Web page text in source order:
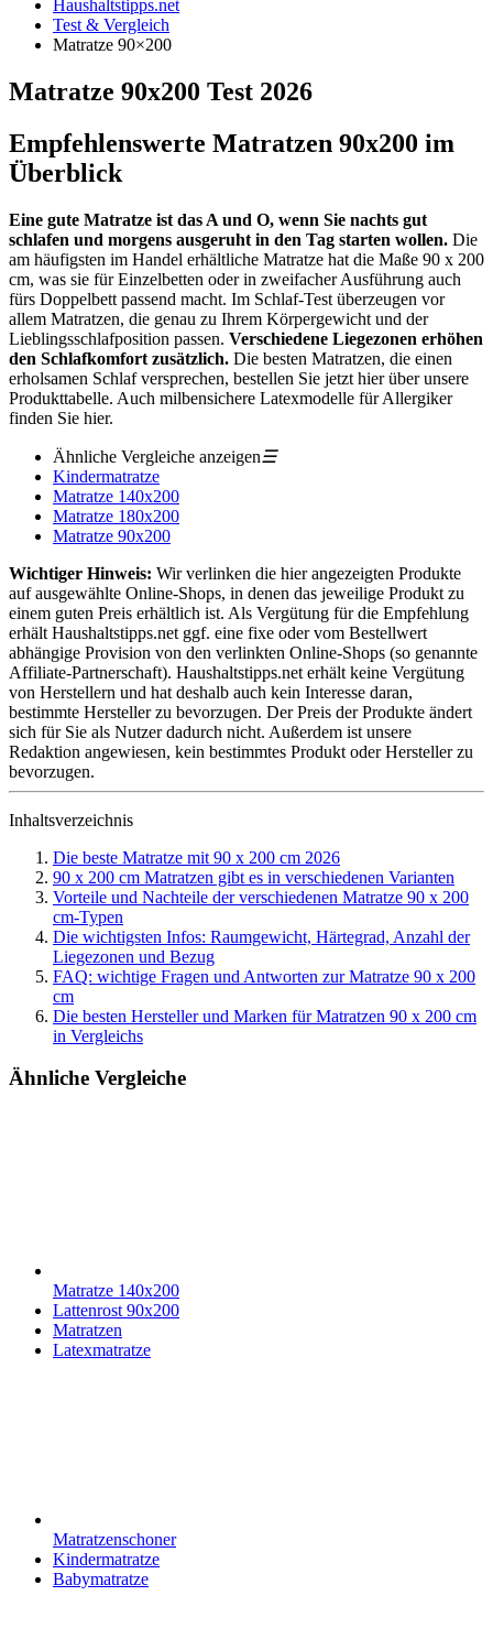
Haushaltstipps.net
Test & Vergleich
Matratze 90×200
Matratze 90x200 Test 2026
Empfehlenswerte Matratzen 90x200 im
Überblick
Eine gute Matratze ist das A und O, wenn Sie nachts gut
schlafen und morgens ausgeruht in den Tag starten wollen. Die
am häufigsten im Handel erhältliche Matratze hat die Maße 90 x 200
cm, was sie für Einzelbetten oder in zweifacher Ausführung auch
fürs Doppelbett passend macht. Im Schlaf-Test überzeugen vor
allem Matratzen, die genau zu Ihrem Körpergewicht und der
Lieblingsschlafposition passen. Verschiedene Liegezonen erhöhen
den Schlafkomfort zusätzlich. Die besten Matratzen, die einen
erholsamen Schlaf versprechen, bestellen Sie jetzt hier über unsere
Produkttabelle. Auch milbensichere Latexmodelle für Allergiker
finden Sie hier.
Ähnliche Vergleiche anzeigen☰
Kindermatratze
Matratze 140x200
Matratze 180x200
Matratze 90x200
Wichtiger Hinweis: Wir verlinken die hier angezeigten Produkte
auf ausgewählte Online-Shops, in denen das jeweilige Produkt zu
einem guten Preis erhältlich ist. Als Vergütung für die Empfehlung
erhält Haushaltstipps.net ggf. eine fixe oder vom Bestellwert
abhängige Provision von den verlinkten Online-Shops (so genannte
Affiliate-Partnerschaft). Haushaltstipps.net erhält keine Vergütung
von Herstellern und hat deshalb auch kein Interesse daran,
bestimmte Hersteller zu bevorzugen. Der Preis der Produkte ändert
sich für Sie als Nutzer dadurch nicht. Außerdem ist unsere
Redaktion angewiesen, kein bestimmtes Produkt oder Hersteller zu
bevorzugen.
Inhaltsverzeichnis
Die beste Matratze mit 90 x 200 cm 2026
90 x 200 cm Matratzen gibt es in verschiedenen Varianten
Vorteile und Nachteile der verschiedenen Matratze 90 x 200
cm-Typen
Die wichtigsten Infos: Raumgewicht, Härtegrad, Anzahl der
Liegezonen und Bezug
FAQ: wichtige Fragen und Antworten zur Matratze 90 x 200
cm
Die besten Hersteller und Marken für Matratzen 90 x 200 cm
in Vergleichs
Ähnliche Vergleiche
Matratze 140x200
Lattenrost 90x200
Matratzen
Latexmatratze
Matratzenschoner
Kindermatratze
Babymatratze